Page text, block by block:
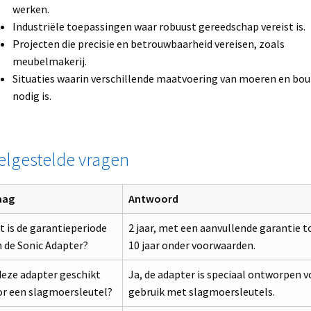
werken.
Industriële toepassingen waar robuust gereedschap vereist is.
Projecten die precisie en betrouwbaarheid vereisen, zoals
meubelmakerij.
Situaties waarin verschillende maatvoering van moeren en
nodig is.
vragen
Antwoord
is de garantieperiode
de Sonic Adapter?
2 jaar, met een aanvullende garantie
10 jaar onder voorwaarden.
adapter geschikt
een slagmoersleutel?
Ja, de adapter is speciaal ontworpen
gebruik met slagmoersleutels.